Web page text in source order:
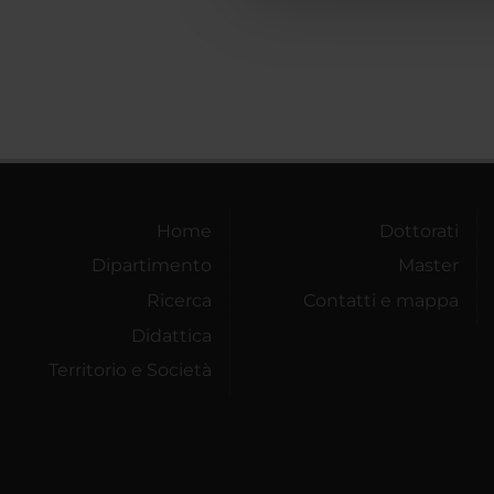
Home
Dipartimento
Ricerca
Didattica
Territorio e Società
Dottorati
Master
Contatti e mappa